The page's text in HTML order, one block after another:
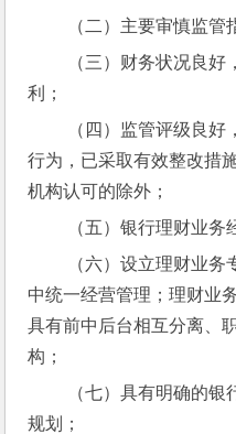
（二）主要审慎监管
利；
行为，已采取有效整改措
机构认可的除外；
（五）银行理财业务
中统一经营管理；理财业
具有前中后台相互分离、
构；
规划；